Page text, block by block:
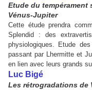
Etude du tempérament
Vénus-Jupiter
Cette étude prendra
Splendid : des
physiologiques. Etude
passant par Lhermitte et
en lien avec leurs grands
Luc Bigé
Les rétrogradations de